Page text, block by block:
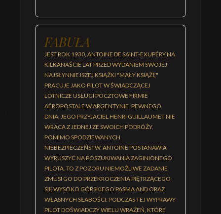
FABUŁA
JEST ROK 1930, ANTOINE DE SAINT-EXUPÉRY NA
KILKANAŚCIE LAT PRZED WYDANIEM SWOJEJ
NAJSŁYNNIEJSZEJ KSIĄŻKI "MAŁY KSIĄŻĘ"
PRACUJE JAKO PILOT W ŚWIADCZĄCEJ
LOTNICZE USŁUGI POCZTOWE FIRMIE
AÉROPOSTALE W ARGENTYNIE. PEWNEGO
DNIA, JEGO PRZYJACIEL HENRI GUILLAUMET NIE
WRACA Z JEDNEJ ZE SWOICH PODRÓŻY.
POMIMO SPODZIEWANYCH
NIEBEZPIECZEŃSTW, ANTOINE POSTANAWIA
WYRUSZYĆ NA POSZUKIWANIA ZAGINIONEGO
PILOTA. TO Z POZORU NIEMOŻLIWE ZADANIE
ZMUSI GO DO PRZEKROCZENIA PIĘTRZĄCEGO
SIĘ WYSOKO GÓRSKIEGO PASMA AND ORAZ
WŁASNYCH SŁABOŚCI. PODCZAS TEJ WYPRAWY
PILOT DOŚWIADCZY WIELU WRAŻEŃ, KTÓRE